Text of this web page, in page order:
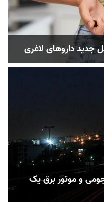
داروهای لاغری
و موتور برق یک